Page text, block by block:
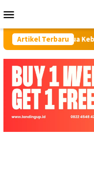
ke
Mobile
Artikel Terbaru
Semua Kebutuhan